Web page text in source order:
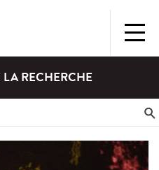
RECHERCHE